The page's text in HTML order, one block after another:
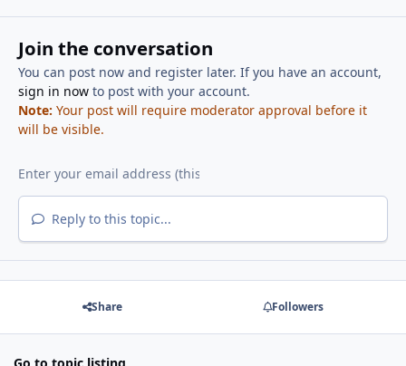
Join the conversation
You can post now and register later. If you have an account,
sign in nowto post with your account.
Note: Your post will require moderator approval before it
will be visible.
Reply to this topic...
Share Followers